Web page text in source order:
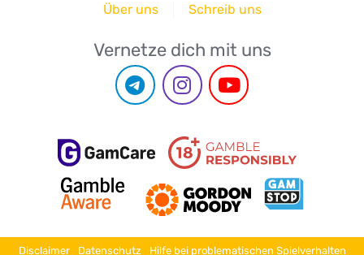
Über uns Schreib uns
Vernetze dich mit uns
Disclaimer Datenschutz Hilfe bei problematischen Spielverhalten